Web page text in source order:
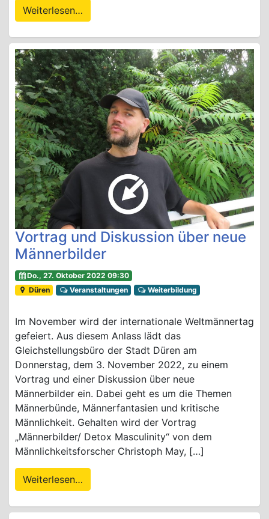
Weiterlesen…
Vortrag und Diskussion über neue
Männerbilder
Do., 27. Oktober 2022 09:30
Düren
Veranstaltungen Weiterbildung
Im November wird der internationale Weltmännertag
gefeiert. Aus diesem Anlass lädt das
Gleichstellungsbüro der Stadt Düren am
Donnerstag, dem 3. November 2022, zu einem
Vortrag und einer Diskussion über neue
Männerbilder ein. Dabei geht es um die Themen
Männerbünde, Männerfantasien und kritische
Männlichkeit. Gehalten wird der Vortrag
„Männerbilder/ Detox Masculinity“ von dem
Männlichkeitsforscher Christoph May, […]
Weiterlesen…